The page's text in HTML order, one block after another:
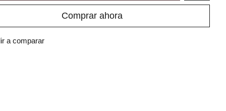
Comprar ahora
a comparar